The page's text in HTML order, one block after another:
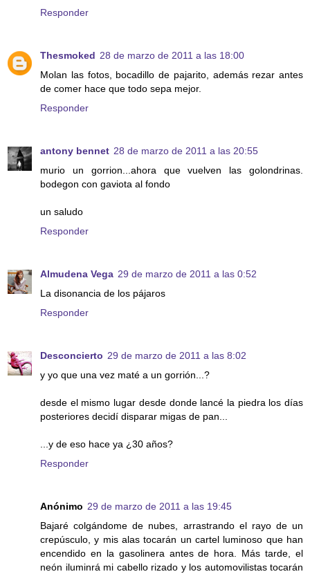
Responder
Thesmoked 28 de marzo de 2011 a las 18:00
Molan las fotos, bocadillo de pajarito, además rezar antes
de comer hace que todo sepa mejor.
Responder
antony bennet 28 de marzo de 2011 a las 20:55
murio un gorrion...ahora que vuelven las golondrinas.
bodegon con gaviota al fondo
un saludo
Responder
Almudena Vega 29 de marzo de 2011 a las 0:52
La disonancia de los pájaros
Responder
Desconcierto 29 de marzo de 2011 a las 8:02
y yo que una vez maté a un gorrión...?
desde el mismo lugar desde donde lancé la piedra los días
posteriores decidí disparar migas de pan...
...y de eso hace ya ¿30 años?
Responder
Anónimo 29 de marzo de 2011 a las 19:45
Bajaré colgándome de nubes, arrastrando el rayo de un
crepúsculo, y mis alas tocarán un cartel luminoso que han
encendido en la gasolinera antes de hora. Más tarde, el
neón iluminrá mi cabello rizado y los automovilistas tocarán